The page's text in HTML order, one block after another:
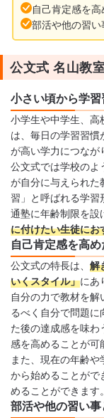
自己肯定感を
部活や他の習
公文式 名山教
小さい頃から学
小学生や中学生、高
は、毎日の学習習慣
が高い学力につなが
公文式では学校のよ
が自分に与えられた
習」と呼ばれる学習
通塾に年齢制限を設
に付けたい生徒にお
自己肯定感を高
公文式の特長は、 解
いくスタイル」にあ
自分の力で教材を
るべく自分で問題に
た後の達成感を味
感を高めることが可
また、現在の年齢
から始めることがで
めることができます。
部活や他の習い